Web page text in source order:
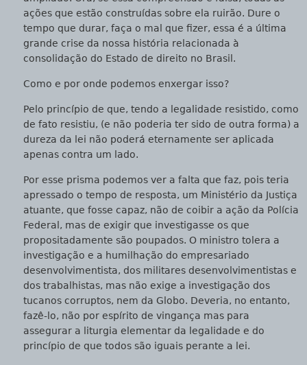
ações que estão construídas sobre ela ruirão. Dure o
tempo que durar, faça o mal que fizer, essa é a última
grande crise da nossa história relacionada à
consolidação do Estado de direito no Brasil.
Como e por onde podemos enxergar isso?
Pelo princípio de que, tendo a legalidade resistido, como
de fato resistiu, (e não poderia ter sido de outra forma) a
dureza da lei não poderá eternamente ser aplicada
apenas contra um lado.
Por esse prisma podemos ver a falta que faz, pois teria
apressado o tempo de resposta, um Ministério da Justiça
atuante, que fosse capaz, não de coibir a ação da Polícia
Federal, mas de exigir que investigasse os que
propositadamente são poupados. O ministro tolera a
investigação e a humilhação do empresariado
desenvolvimentista, dos militares desenvolvimentistas e
dos trabalhistas, mas não exige a investigação dos
tucanos corruptos, nem da Globo. Deveria, no entanto,
fazê-lo, não por espírito de vingança mas para
assegurar a liturgia elementar da legalidade e do
princípio de que todos são iguais perante a lei.